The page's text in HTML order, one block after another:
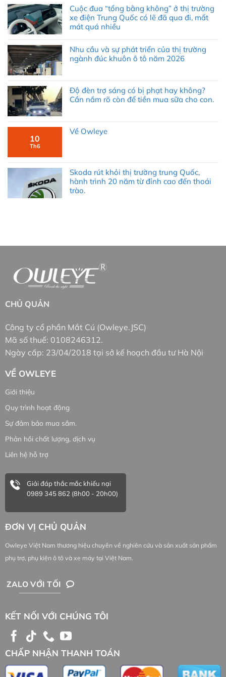
Cuộc đua “tổng bằng không” ở thị trường
xe điện Trung Quốc có lẽ đã qua đi, mất
mát quá nhiều
Nhu cầu và sự phát triển của thị trường
ngành đúc khuôn ô tô năm 2026
Độ đèn trợ sáng có bị phạt hay không?
Cần nắm rõ còn để tiền mua sữa cho con.
10
Th6
Về Owleye
Skoda rút khỏi thị trường trung Quốc,
hành trình 20 năm từ đỉnh cao đến thoái
trào.
CHỦ QUẢN
Công ty cổ phần Mắt Cú (Owleye.JSC)
Mã số thuế: 0108246312.
Ngày cấp: 23/04/2018 tại sở kế hoạch đầu tư Hà Nội
VỀ OWLEYE
Giới thiệu
Quy trình hoạt động
Sự đảm bảo mua sắm.
Phản hồi chất lượng, dịch vụ
Liên hệ hỗ trợ
Giải đáp thắc mắc khiếu nại
0989 345 862 (8h00 - 20h00)
ĐƠN VỊ CHỦ QUẢN
Owleye Việt Nam thương hiệu chuyên về nghiên cứu và sản xuất sản phẩm
phụ trợ, phụ kiện ô tô và xe máy tại Việt Nam.
ZALO VỚI TỐI
KẾT NỐI VỚI CHÚNG TÔI
CHẤP NHẬN THANH TOÁN